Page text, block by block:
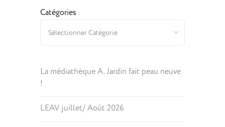
Catégories
La médiathèque A. Jardin fait peau neuve
!
LEAV juillet/ Août 2026